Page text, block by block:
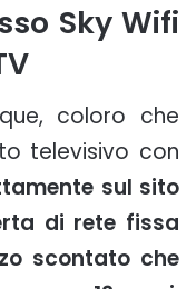
Sky Wifi
coloro che
televisivo con
sul sito
di rete fissa
scontato che